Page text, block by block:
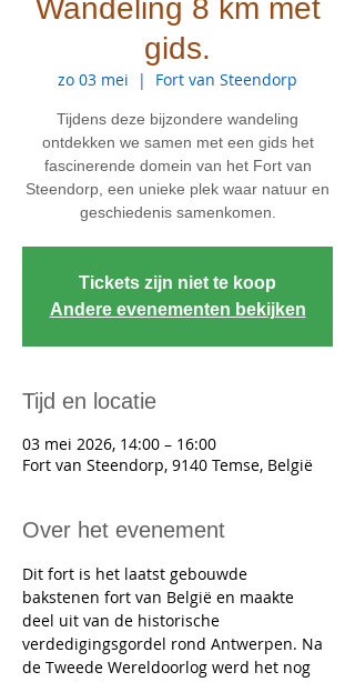
Wandeling 8 km met
gids.
zo 03 mei
  |
Fort van Steendorp
Tijdens deze bijzondere wandeling
ontdekken we samen met een gids het
fascinerende domein van het Fort van
Steendorp, een unieke plek waar natuur en
geschiedenis samenkomen.
Tickets zijn niet te koop
Andere evenementen bekijken
Tijd en locatie
03 mei 2026, 14:00 – 16:00
Fort van Steendorp, 9140 Temse, België
Over het evenement
Dit fort is het laatst gebouwde
bakstenen fort van België en maakte
deel uit van de historische
verdedigingsgordel rond Antwerpen. Na
de Tweede Wereldoorlog werd het nog